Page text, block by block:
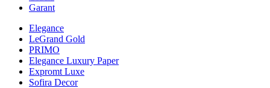
Garant
Elegance
LeGrand Gold
PRIMO
Elegance Luxury Paper
Expromt Luxe
Sofira Decor